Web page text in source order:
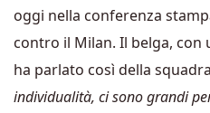
oggi nella conferenza
contro il Milan. Il belga, con
ha parlato così della
individualità, ci sono grandi